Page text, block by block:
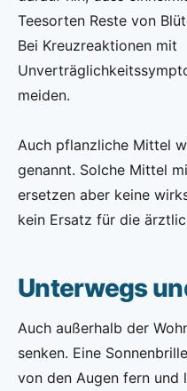
Teesorten Reste von
Bei Kreuzreaktionen mit
meiden.
Auch pflanzliche Mittel
genannt. Solche Mittel
ersetzen aber keine
kein Ersatz für die
Unterwegs
Auch außerhalb der
senken. Eine
von den Augen fern und